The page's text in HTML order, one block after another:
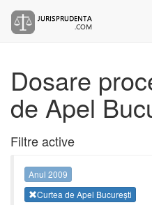
Dosare
de Apel
Filtre active
Anul 2009
Curtea de Apel București